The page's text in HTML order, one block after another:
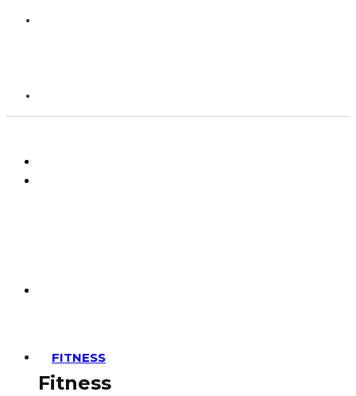
FITNESS
Fitness